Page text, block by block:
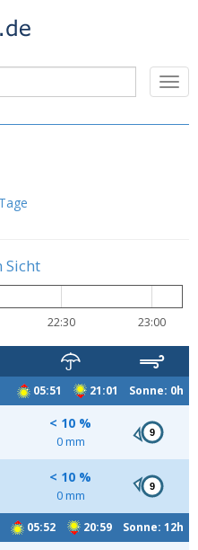
Sicht
22:30 23:00
05:51 21:01 Sonne: 0h
< 10 %
0 mm
9
< 10 %
0 mm
9
05:52 20:59 Sonne: 12h